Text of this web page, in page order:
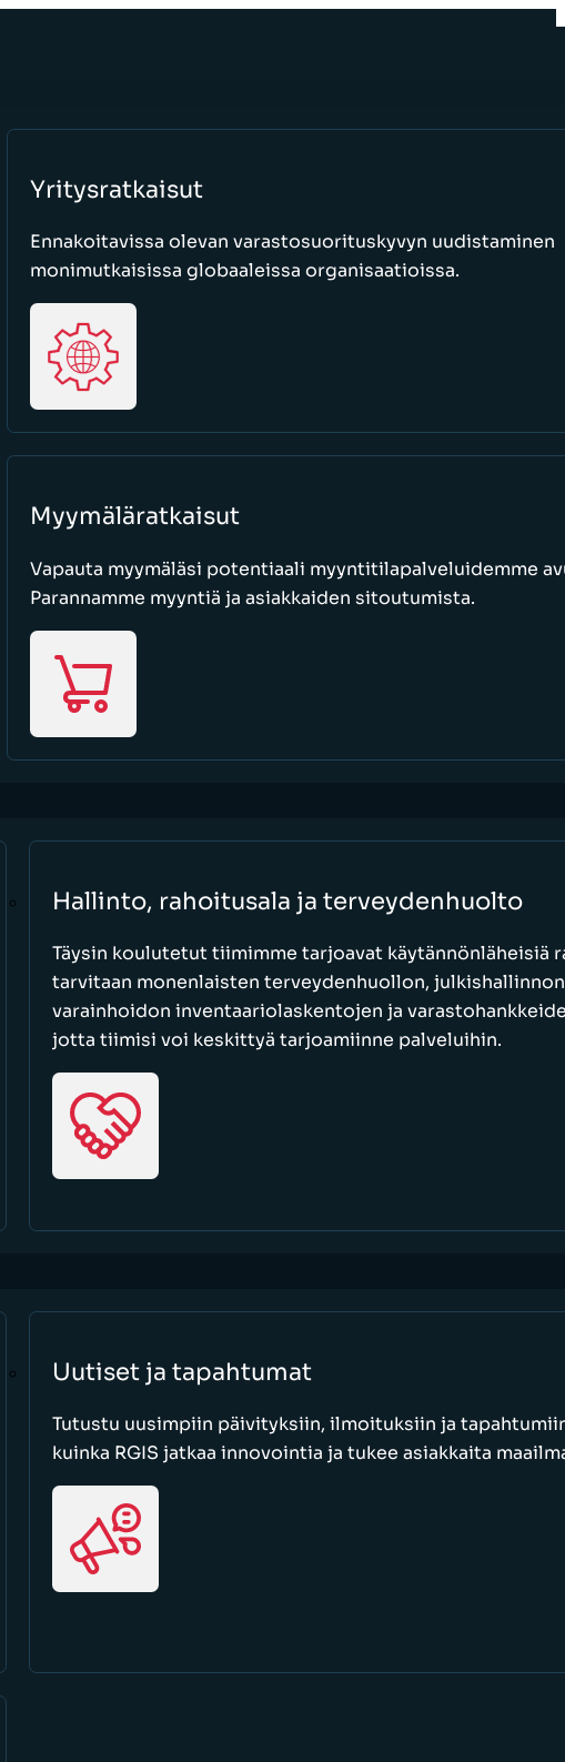
Yritysratkaisut
Ennakoitavissa olevan varastosuorituskyvyn uudistaminen
monimutkaisissa globaaleissa organisaatioissa.
Myymäläratkaisut
Vapauta myymäläsi potentiaali myyntitilapalveluidemme
Parannamme myyntiä ja asiakkaiden sitoutumista.
Hallinto, rahoitusala ja terveydenhuolto
Täysin koulutetut tiimimme tarjoavat käytännönläheisiä
tarvitaan monenlaisten terveydenhuollon,
varainhoidon inventaariolaskentojen ja
jotta tiimisi voi keskittyä tarjoamiinne palveluihin.
Uutiset ja tapahtumat
Tutustu uusimpiin päivityksiin, ilmoituksiin ja
kuinka RGIS jatkaa innovointia ja tukee asiakkaita